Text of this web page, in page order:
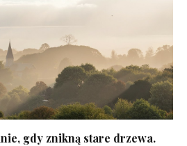
gdy znikną stare drzewa.